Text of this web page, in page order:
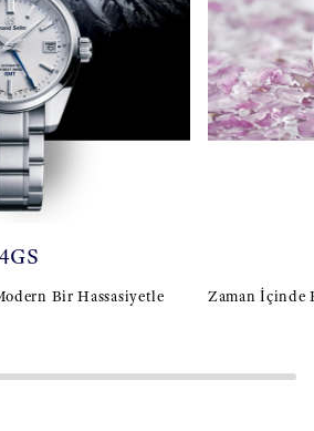
Bir Hassasiyetle
Zaman İçinde